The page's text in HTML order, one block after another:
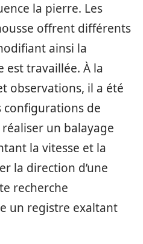
la pierre. Les
offrent différents
ainsi la
est travaillée. À la
observations, il a été
configurations de
un balayage
la vitesse et la
la direction d’une
recherche
un registre exaltant